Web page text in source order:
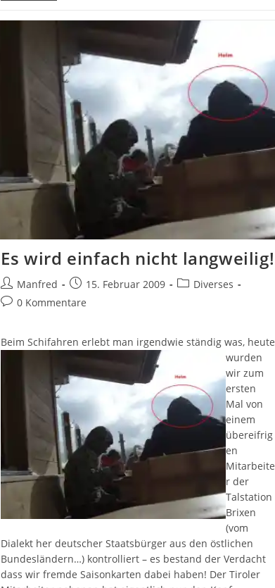
Mal
Es wird einfach nicht langweilig!
Beitrags-
Autor:
Manfred
Beitrag
veröffentlicht:
15. Februar 2009
Beitrags-
Diverses
Beitrags-
0 Kommentare
Beim Schifahren erlebt man irgendwie ständig was, heute
wurden
wir zum
ersten
Mal von
einem
übereifrig
en
Mitarbeite
r der
Talstation
Brixen
(vom
Dialekt her deutscher Staatsbürger aus den östlichen
Bundesländern…) kontrolliert – es bestand der Verdacht
dass wir fremde Saisonkarten dabei haben! Der Tiroler